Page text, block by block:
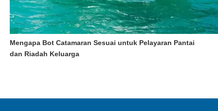
Mengapa Bot Catamaran Sesuai untuk Pelayaran Pantai
dan Riadah Keluarga